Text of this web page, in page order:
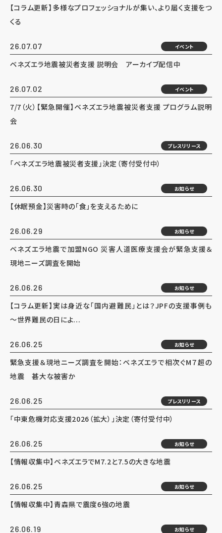
【コラム更新】多様なプロフェッショナルが集い、より届く支援をつ
くる
26.07.07 イベント
ベネズエラ地震被災者支援 説明会 アーカイブ配信中
26.07.02 イベント
7/7（火）【緊急開催】ベネズエラ地震被災者支援 プログラム説明
会
26.06.30 プレスリリース
「ベネズエラ地震被災者支援」決定（寄付受付中）
26.06.30 お知らせ
【休眠預金】災害時の「食」を支えるために
26.06.29 お知らせ
ベネズエラ地震で加盟NGO 災害人道医療支援会が緊急支援＆
現地ニーズ調査を開始
26.06.26 お知らせ
【コラム更新】実は身近な「国内避難民」とは？JPFの支援事例も
～世界難民の日によ...
26.06.25 お知らせ
緊急支援＆現地ニーズ調査を開始：ベネズエラで相次ぐM７超の
地震 甚大な被害か
26.06.25 プレスリリース
「中東危機対応支援2026（拡大）」決定（寄付受付中）
26.06.25 お知らせ
【情報収集中】ベネズエラでM7.2と7.5の大きな地震
26.06.25 お知らせ
【情報収集中】青森県で震度6強の地震
26.06.19 お知らせ